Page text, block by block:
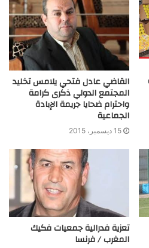
القاضي عادل فتحي يلامس تخليد
المجتمع الدولي ذكرى كرامة
واحترام ضحايا جريمة الإبادة
الجماعية
15 ديسمبر، 2015
تعزية فدرالية جمعيات فكيك
المغرب / فرنسا